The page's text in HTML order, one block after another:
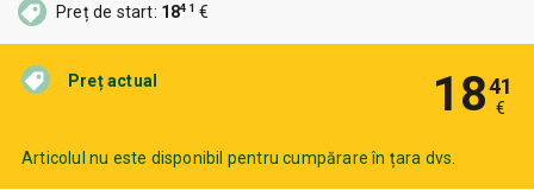
Preț actual 1841
€
Articolul nu este disponibil pentru cumpărare în țara dvs.
Preț de start: 1841 €